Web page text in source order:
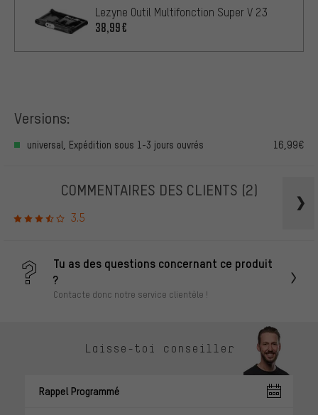
Lezyne Outil Multifonction Super V 23
38,99€
Versions:
universal, Expédition sous 1-3 jours ouvrés 16,99€
COMMENTAIRES DES CLIENTS (2)
3.5
Tu as des questions concernant ce produit
?
Contacte donc notre service clientèle !
Laisse-toi conseiller
Rappel Programmé